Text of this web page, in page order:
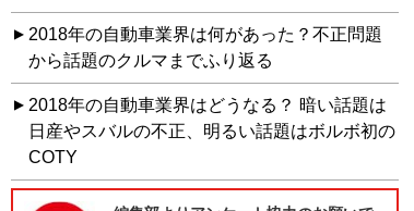
2018年の自動車業界は何があった？不正問題
から話題のクルマまでふり返る
2018年の自動車業界はどうなる？ 暗い話題は
日産やスバルの不正、明るい話題はボルボ初の
COTY